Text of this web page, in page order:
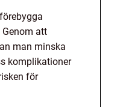
att
man minska
komplikationer
för